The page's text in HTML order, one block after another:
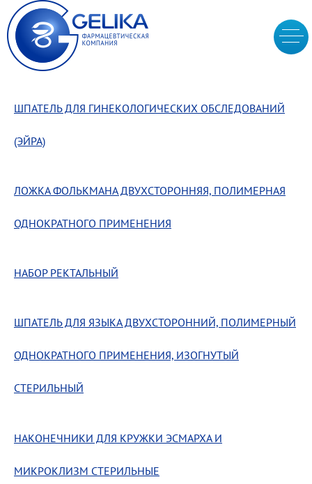
ШПАТЕЛЬ ДЛЯ ГИНЕКОЛОГИЧЕСКИХ ОБСЛЕДОВАНИЙ
(ЭЙРА)
ЛОЖКА ФОЛЬКМАНА ДВУХСТОРОННЯЯ, ПОЛИМЕРНАЯ
ОДНОКРАТНОГО ПРИМЕНЕНИЯ
НАБОР РЕКТАЛЬНЫЙ
ШПАТЕЛЬ ДЛЯ ЯЗЫКА ДВУХСТОРОННИЙ, ПОЛИМЕРНЫЙ
ОДНОКРАТНОГО ПРИМЕНЕНИЯ, ИЗОГНУТЫЙ
СТЕРИЛЬНЫЙ
НАКОНЕЧНИКИ ДЛЯ КРУЖКИ ЭСМАРХА И
МИКРОКЛИЗМ СТЕРИЛЬНЫЕ